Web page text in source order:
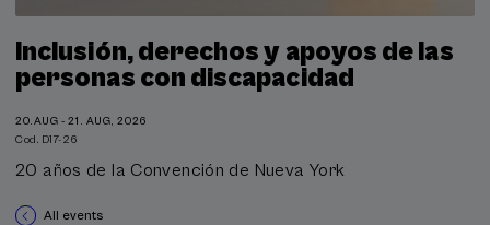
Inclusión, derechos y apoyos de las
personas con discapacidad
20.AUG - 21. AUG, 2026
Cod. D17-26
20 años de la Convención de Nueva York
All events